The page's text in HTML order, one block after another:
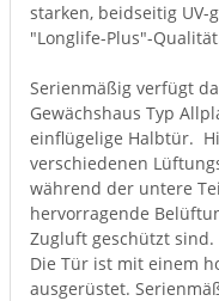
starken, beidseitig
"Longlife-Plus"-
Serienmäßig verfügt
Gewächshaus Typ
einflügelige Halbtür.
verschiedenen
während der untere
hervorragende
Zugluft geschützt sind.
Die Tür ist mit einem
ausgerüstet.